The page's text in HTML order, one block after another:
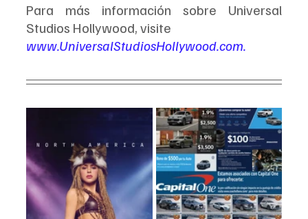
Para más información sobre Universal
Studios Hollywood, visite
www.UniversalStudiosHollywood.com.